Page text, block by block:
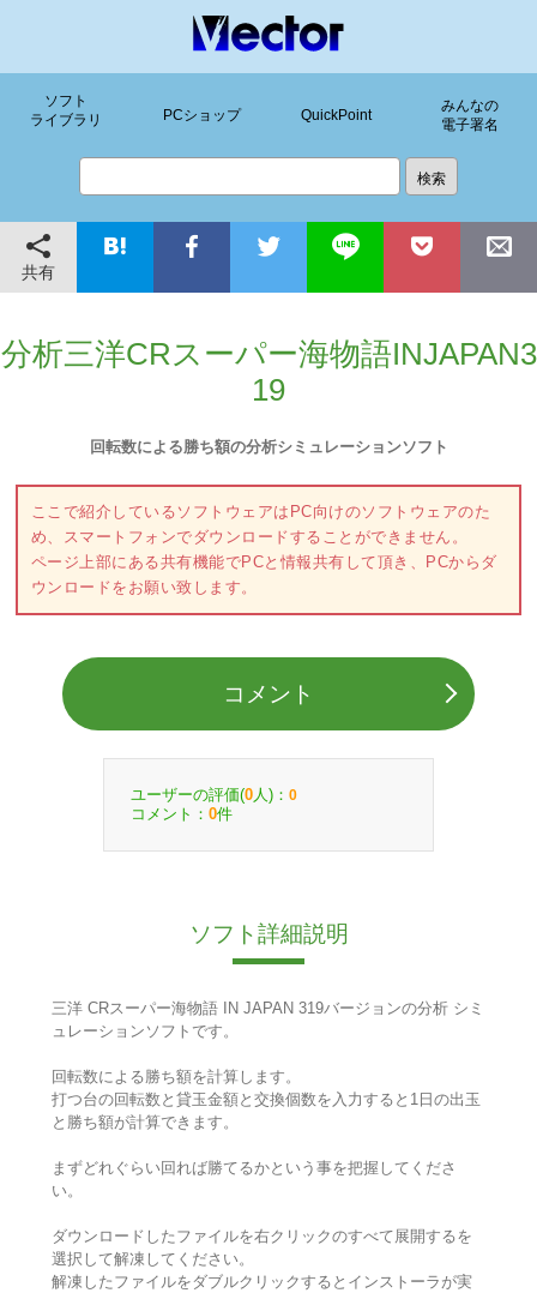
ソフト
ライブラリ
PCショップ QuickPoint
みんなの
電子署名
共有
分析三洋CRスーパー海物語INJAPAN3
19
回転数による勝ち額の分析シミュレーションソフト
ここで紹介しているソフトウェアはPC向けのソフトウェアのた
め、スマートフォンでダウンロードすることができません。
ページ上部にある共有機能でPCと情報共有して頂き、PCからダ
ウンロードをお願い致します。
コメント
ユーザーの評価(0 人)： 0
コメント： 0件
ソフト詳細説明
三洋 CRスーパー海物語 IN JAPAN 319バージョンの分析 シミ
ュレーションソフトです。
回転数による勝ち額を計算します。
打つ台の回転数と貸玉金額と交換個数を入力すると1日の出玉
と勝ち額が計算できます。
まずどれぐらい回れば勝てるかという事を把握してくださ
い。
ダウンロードしたファイルを右クリックのすべて展開するを
選択して解凍してください。
解凍したファイルをダブルクリックするとインストーラが実